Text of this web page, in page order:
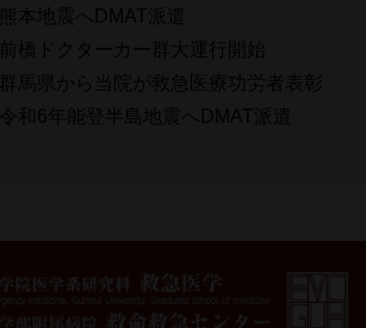
熊本地震へDMAT派遣
前橋ドクターカー群大運行開始
群馬県から当院が救急医療功労者表彰
令和6年能登半島地震へDMAT派遣